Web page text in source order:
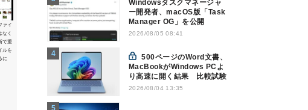
ァイ
なく
で重
ルを
に
Windowsタスクマネージャ
ー開発者、macOS版「Task
Manager OG」を公開
2026/08/05 08:41
500ページのWord文書、
MacBookがWindows PCよ
り高速に開く結果 比較試験
2026/08/04 13:35